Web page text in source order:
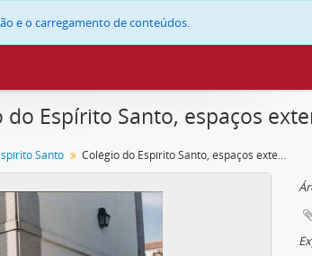
e o carregamento de conteúdos.
Espírito Santo, espaços
Santo Colégio do Espírito Santo, espaços exteriores